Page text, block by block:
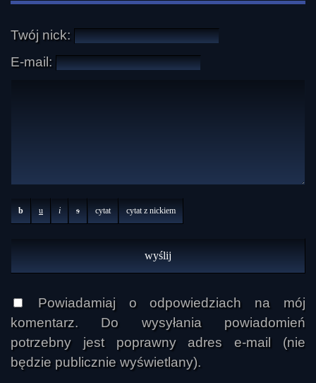
Twój nick:
E-mail:
b u i s cytat cytat z nickiem
Powiadamiaj o odpowiedziach na mój
komentarz. Do wysyłania powiadomień
potrzebny jest poprawny adres e-mail (nie
będzie publicznie wyświetlany).